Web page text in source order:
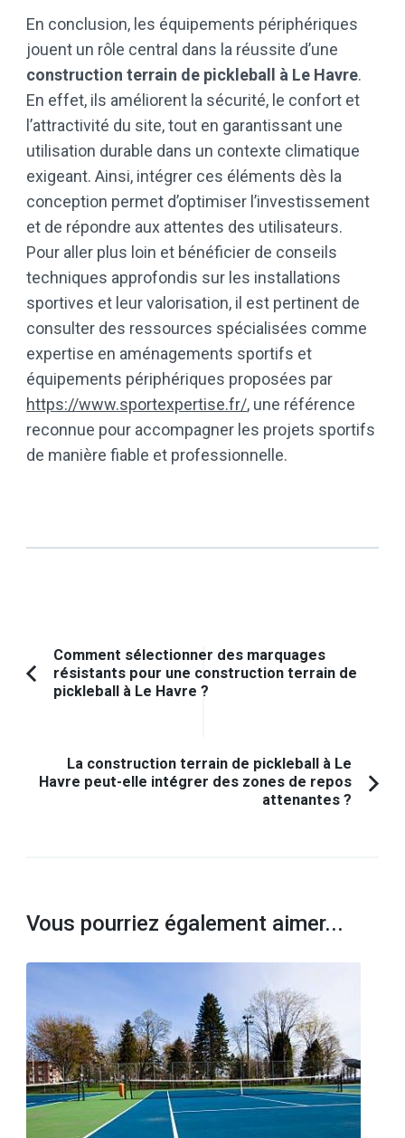
En conclusion, les équipements périphériques
jouent un rôle central dans la réussite d’une
construction terrain de pickleball à Le Havre.
En effet, ils améliorent la sécurité, le confort et
l’attractivité du site, tout en garantissant une
utilisation durable dans un contexte climatique
exigeant. Ainsi, intégrer ces éléments dès la
conception permet d’optimiser l’investissement
et de répondre aux attentes des utilisateurs.
Pour aller plus loin et bénéficier de conseils
techniques approfondis sur les installations
sportives et leur valorisation, il est pertinent de
consulter des ressources spécialisées comme
expertise en aménagements sportifs et
équipements périphériques proposées par
https://www.sportexpertise.fr/, une référence
reconnue pour accompagner les projets sportifs
de manière fiable et professionnelle.
Navigation
d'article
Article
Comment sélectionner des marquages
résistants pour une construction terrain de
pickleball à Le Havre ?
La construction terrain de pickleball à Le
Havre peut-elle intégrer des zones de repos
attenantes ?
Vous pourriez également aimer...